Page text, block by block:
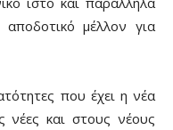
μέλλον για
που έχει η νέα
νέες και στους νέους